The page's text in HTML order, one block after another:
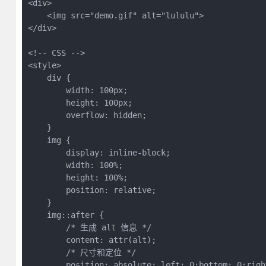
<div>
    <img src="demo.gif" alt="lululu">
</div>
<!-- CSS -->
<style>
    div {
        width: 100px;
        height: 100px;
        overflow: hidden;
    }
    img {
        display: inline-block;
        width: 100%;
        height: 100%;
        position: relative;
    }
    img::after {
        /* 生成 alt 信息 */
        content: attr(alt);
        /* 尺寸和定位 */